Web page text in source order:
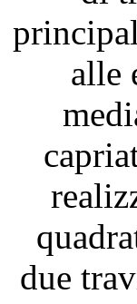
alle
due